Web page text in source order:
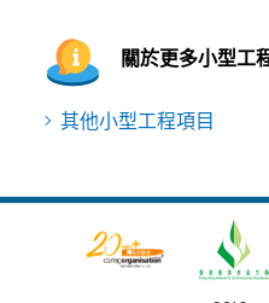
關於更多小型工
其他小型工程項目